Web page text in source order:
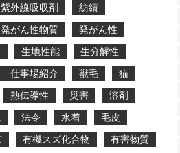
紫外線吸収剤
紡績
発がん性物質
発がん性
生地性能
生分解性
仕事場紹介 獣毛
猫
熱伝導性 災害
溶剤
法令 水着
毛皮
有機スズ化合物
有害物質